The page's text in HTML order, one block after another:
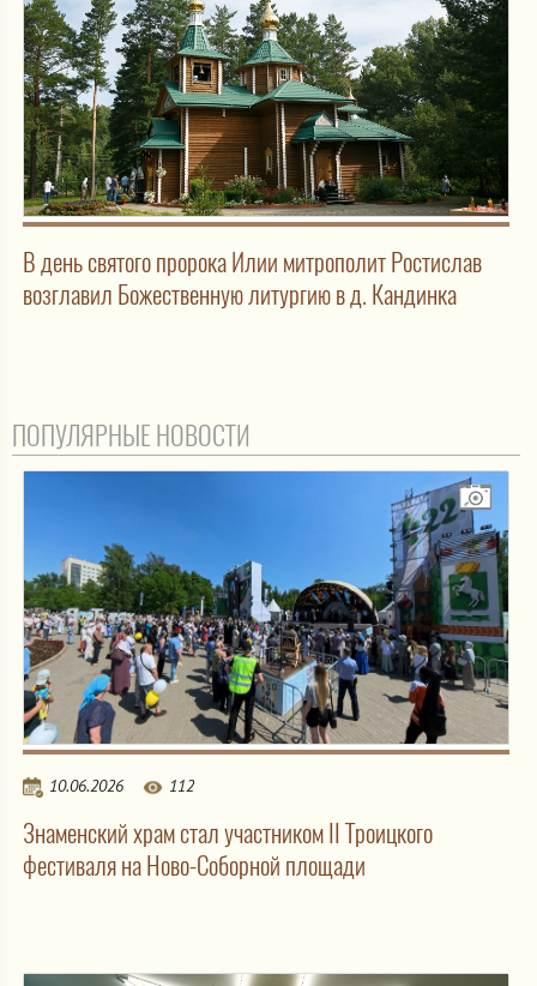
В день святого пророка Илии митрополит Ростислав
возглавил Божественную литургию в д. Кандинка
ПОПУЛЯРНЫЕ НОВОСТИ
10.06.2026 112
Знаменский храм стал участником II Троицкого
фестиваля на Ново-Соборной площади